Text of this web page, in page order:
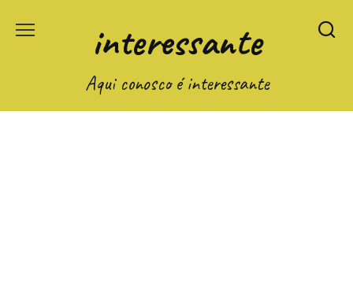
interessante
Aqui conosco é interessante